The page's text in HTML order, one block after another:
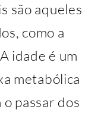
são aqueles
como a
idade é um
metabólica
passar dos